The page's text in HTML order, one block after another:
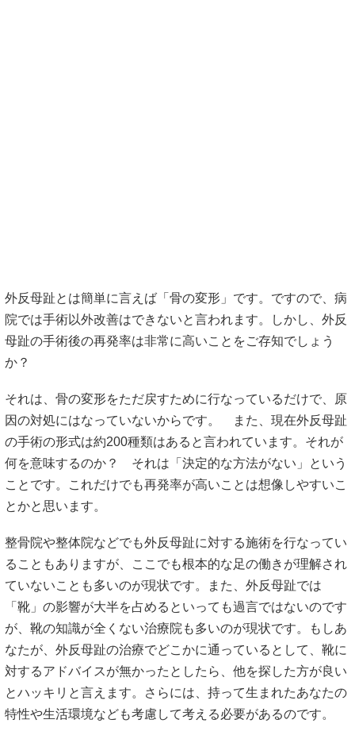
外反母趾とは簡単に言えば「骨の変形」です。ですので、病
院では手術以外改善はできないと言われます。しかし、外反
母趾の手術後の再発率は非常に高いことをご存知でしょう
か？
それは、骨の変形をただ戻すために行なっているだけで、原
因の対処にはなっていないからです。 また、現在外反母趾
の手術の形式は約200種類はあると言われています。それが
何を意味するのか？ それは「決定的な方法がない」という
ことです。これだけでも再発率が高いことは想像しやすいこ
とかと思います。
整骨院や整体院などでも外反母趾に対する施術を行なってい
ることもありますが、ここでも根本的な足の働きが理解され
ていないことも多いのが現状です。また、外反母趾では
「靴」の影響が大半を占めるといっても過言ではないのです
が、靴の知識が全くない治療院も多いのが現状です。もしあ
なたが、外反母趾の治療でどこかに通っているとして、靴に
対するアドバイスが無かったとしたら、他を探した方が良い
とハッキリと言えます。さらには、持って生まれたあなたの
特性や生活環境なども考慮して考える必要があるのです。